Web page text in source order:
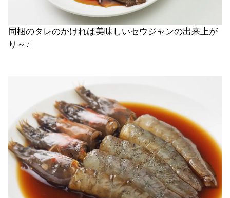
同梱のタレのかければ美味しいセウジャンの出来上が
り～♪